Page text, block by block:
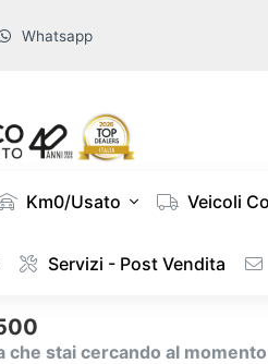
Whatsapp
Km0/Usato Veicoli
Servizi - Post Vendita
che stai cercando al